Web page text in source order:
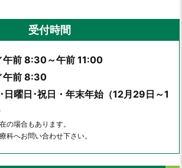
受付時間
午前 8:30～午前 11:00
午前 8:30
日曜日･祝日・年末年始（12月29日～1
の場合もあります。
科へお問い合わせ下さい。